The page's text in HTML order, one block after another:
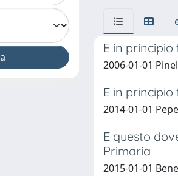
E in principio
2006-01-01
E in
2014-01-01
E questo
Primaria
2015-01-01